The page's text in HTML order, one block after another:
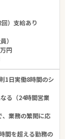
）支給あり
）
円
1日実働8時間のシ
る（24時間営業
、業務の繁閑に応
間を超える勤務の